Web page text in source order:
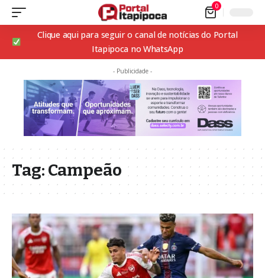
0
Clique aqui para seguir o canal de notícias do Portal
Itapipoca no WhatsApp
- Publicidade -
Tag:Campeão